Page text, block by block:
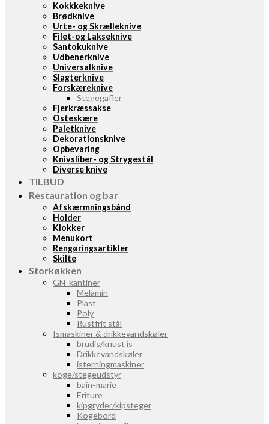
Kokkkeknive
Brødknive
Urte- og Skrælleknive
Filet-og Lakseknive
Santokuknive
Udbenerknive
Universalknive
Slagterknive
Forskæreknive
Stegegafler
Fjerkræssakse
Osteskære
Paletknive
Dekorationsknive
Opbevaring
Knivsliber- og Strygestål
Diverse knive
TILBUD
Restauration og bar
Afskærmningsbånd
Holder
Klokker
Menukort
Rengøringsartikler
Skilte
Storkøkken
GN-kantiner
Melamin
Plast
Poly
Rustfrit stål
Ismaskiner & drikkevandskøler
brudis/knust is
Drikkevandskøler
isterningmaskiner
koge/stegeudstyr
bain-marie
Friture
kipgryder/kipsteger
Kogebord